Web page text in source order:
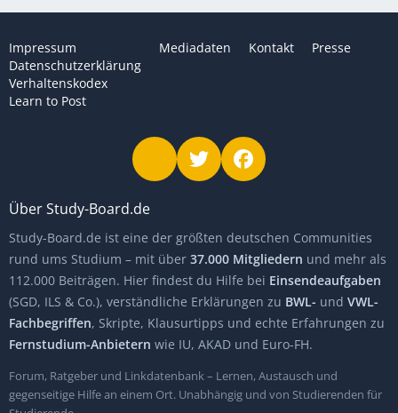
Impressum
Datenschutzerklärung
Verhaltenskodex
Learn to Post
Mediadaten Kontakt Presse
Über Study-Board.de
Study-Board.de ist eine der größten deutschen Communities
rund ums Studium – mit über 37.000 Mitgliedern und mehr als
112.000 Beiträgen. Hier findest du Hilfe bei Einsendeaufgaben
(SGD, ILS & Co.), verständliche Erklärungen zu BWL- und VWL-
Fachbegriffen, Skripte, Klausurtipps und echte Erfahrungen zu
Fernstudium-Anbietern wie IU, AKAD und Euro-FH.
Forum, Ratgeber und Linkdatenbank – Lernen, Austausch und
gegenseitige Hilfe an einem Ort. Unabhängig und von Studierenden für